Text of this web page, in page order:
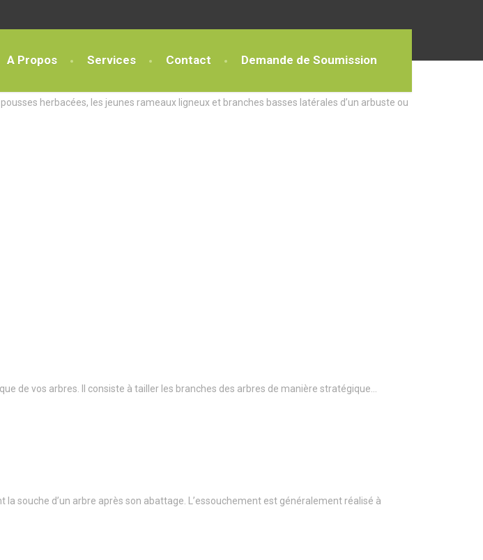
A Propos Services Contact Demande de Soumission
herbacées, les jeunes rameaux ligneux et branches basses latérales d’un arbuste ou
de vos arbres. Il consiste à tailler les branches des arbres de manière stratégique…
la souche d’un arbre après son abattage. L’essouchement est généralement réalisé à